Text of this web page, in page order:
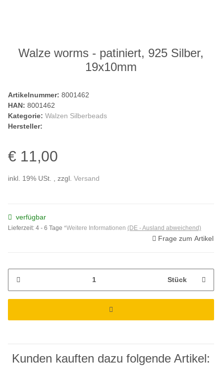
Walze worms - patiniert, 925 Silber,
19x10mm
Artikelnummer: 8001462
HAN: 8001462
Kategorie: Walzen Silberbeads
Hersteller:
€ 11,00
inkl. 19% USt. , zzgl. Versand
verfügbar
Lieferzeit: 4 - 6 Tage *Weitere Informationen (DE - Ausland abweichend)
Frage zum Artikel
Stück
Kunden kauften dazu folgende Artikel: